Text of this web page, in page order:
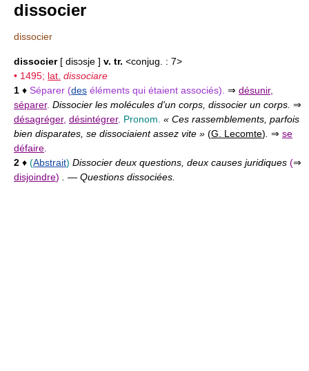
dissocier
dissocier
dissocier[ disɔsje ] v. tr. <conjug. : 7>
• 1495; lat. dissociare
1 ♦ Séparer (des éléments qui étaient associés). ⇒ désunir,
séparer. Dissocier les molécules d'un corps, dissocier un corps. ⇒
désagréger, désintégrer. Pronom. « Ces rassemblements, parfois
bien disparates, se dissociaient assez vite » (G. Lecomte) ⇒ se
défaire
2 ♦ (Abstrait) Dissocier deux questions, deux causes juridiques (⇒
disjoindre) — Questions dissociées.